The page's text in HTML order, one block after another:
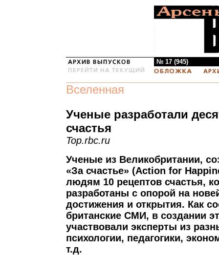
№ 17 (945)
Вселенная
Ученые разработали
счастья
Top.rbc.ru
Ученые из Великобритании,
«За счастье» (Action for
людям 10 рецептов счастья,
разработаны с опорой на
достижения и открытия. Как
британские СМИ, в создании
участвовали эксперты из
психологии, педагогики,
т.д.